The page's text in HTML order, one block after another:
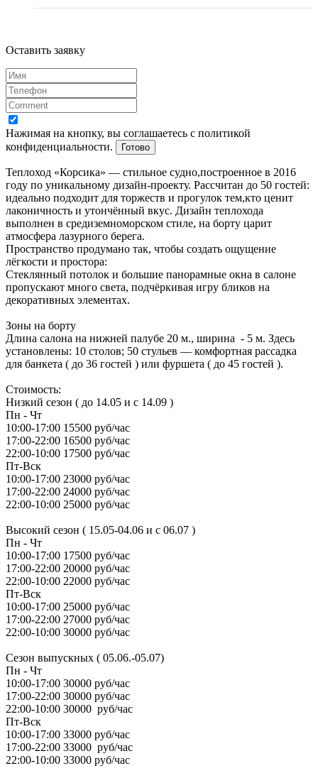
Оставить заявку
Нажимая на кнопку, вы соглашаетесь с политикой
конфиденциальности.
Готово
Теплоход «Корсика» — стильное судно,построенное в 2016
году по уникальному дизайн‑проекту. Рассчитан до 50 гостей:
идеально подходит для торжеств и прогулок тем,кто ценит
лаконичность и утончённый вкус. Дизайн теплохода
выполнен в средиземноморском стиле, на борту царит
атмосфера лазурного берега.
Пространство продумано так, чтобы создать ощущение
лёгкости и простора:
Стеклянный потолок и большие панорамные окна в салоне
пропускают много света, подчёркивая игру бликов на
декоративных элементах.
Зоны на борту
Длина салона на нижней палубе 20 м., ширина - 5 м. Здесь
установлены: 10 столов; 50 стульев — комфортная рассадка
для банкета ( до 36 гостей ) или фуршета ( до 45 гостей ).
Стоимость:
Низкий сезон ( до 14.05 и с 14.09 )
Пн - Чт
10:00-17:00 15500 руб/час
17:00-22:00 16500 руб/час
22:00-10:00 17500 руб/час
Пт-Вск
10:00-17:00 23000 руб/час
17:00-22:00 24000 руб/час
22:00-10:00 25000 руб/час
Высокий сезон ( 15.05-04.06 и с 06.07 )
Пн - Чт
10:00-17:00 17500 руб/час
17:00-22:00 20000 руб/час
22:00-10:00 22000 руб/час
Пт-Вск
10:00-17:00 25000 руб/час
17:00-22:00 27000 руб/час
22:00-10:00 30000 руб/час
Сезон выпускных ( 05.06.-05.07)
Пн - Чт
10:00-17:00 30000 руб/час
17:00-22:00 30000 руб/час
22:00-10:00 30000 руб/час
Пт-Вск
10:00-17:00 33000 руб/час
17:00-22:00 33000 руб/час
22:00-10:00 33000 руб/час